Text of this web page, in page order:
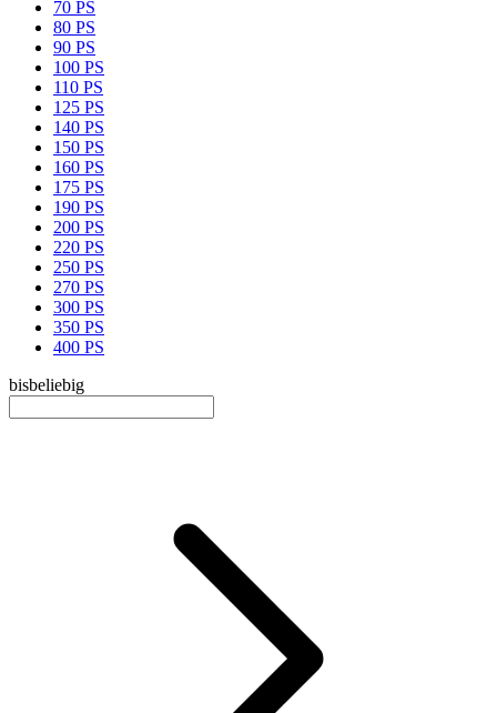
70 PS
80 PS
90 PS
100 PS
110 PS
125 PS
140 PS
150 PS
160 PS
175 PS
190 PS
200 PS
220 PS
250 PS
270 PS
300 PS
350 PS
400 PS
bisbeliebig